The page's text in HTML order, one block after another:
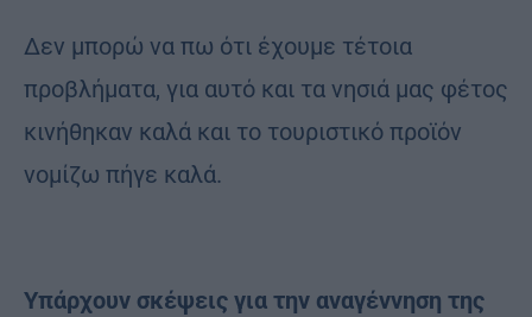
Δεν μπορώ να πω ότι έχουμε τέτοια
προβλήματα, για αυτό και τα νησιά μας φέτος
κινήθηκαν καλά και το τουριστικό προϊόν
νομίζω πήγε καλά.
Υπάρχουν σκέψεις για την αναγέννηση της